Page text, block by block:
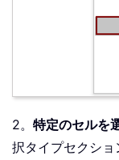
2。 特定のセルを
択タイプセクショ